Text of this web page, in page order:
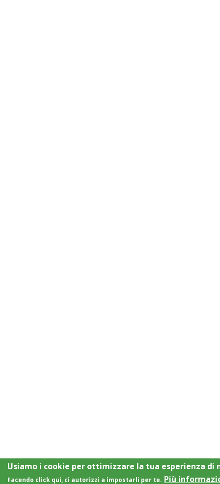
Usiamo i cookie per ottimizzare la tua esperienza di
Facendo click qui, ci autorizzi a impostarli per te. Più